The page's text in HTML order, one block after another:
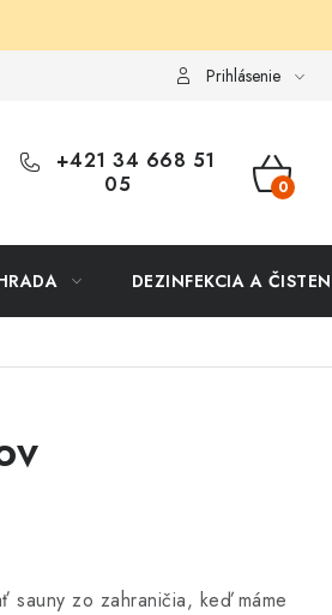
Spôsob dopravy a platby Vernostný
Prihlásenie
+421 34 668 51
05
DEZINFEKCIA A
zo zahraničia, keď máme